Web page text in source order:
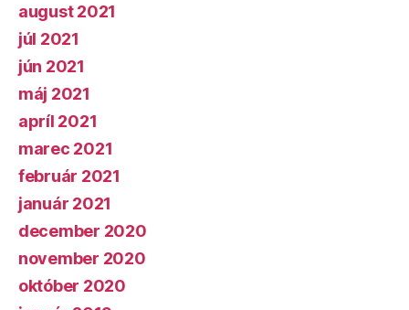
august 2021
júl 2021
jún 2021
máj 2021
apríl 2021
marec 2021
február 2021
január 2021
december 2020
november 2020
október 2020